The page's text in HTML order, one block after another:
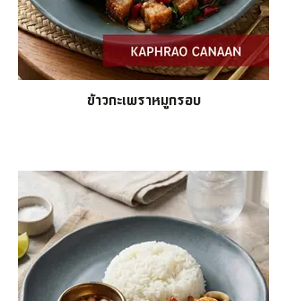
ข้าวกะเพราหมูกรอบ